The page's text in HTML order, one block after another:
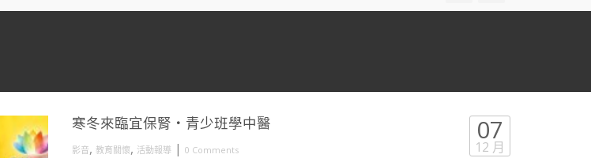
寒冬來臨宜保腎・青少班學中醫
影音, 教育關懷, 活動報導 | 0 Comments
07
12 月